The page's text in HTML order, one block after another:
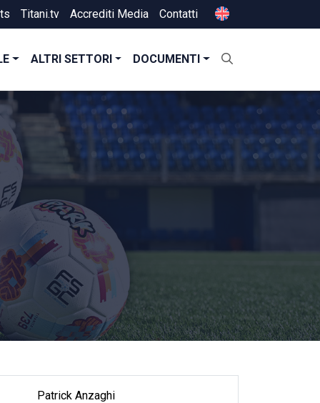
Titani.tv Accrediti Media Contatti
ALTRI SETTORI DOCUMENTI
Patrick Anzaghi